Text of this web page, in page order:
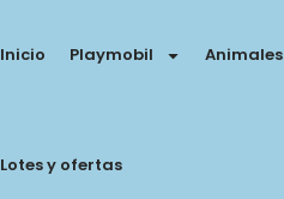
Inicio Playmobil Animales
Lotes y ofertas